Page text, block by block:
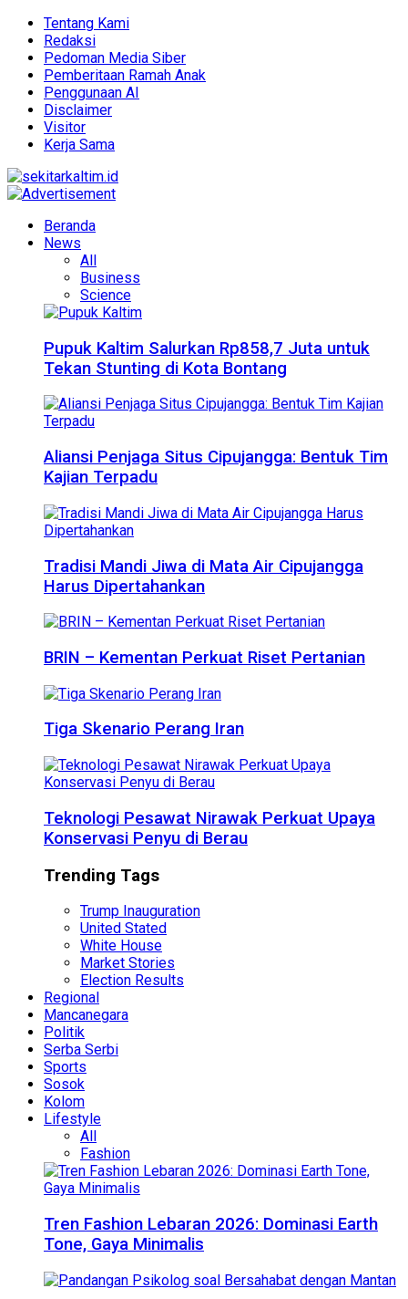
Tentang Kami
Redaksi
Pedoman Media Siber
Pemberitaan Ramah Anak
Penggunaan AI
Disclaimer
Visitor
Kerja Sama
Beranda
News
All
Business
Science
Pupuk Kaltim Salurkan Rp858,7 Juta untuk
Tekan Stunting di Kota Bontang
Aliansi Penjaga Situs Cipujangga: Bentuk Tim
Kajian Terpadu
Tradisi Mandi Jiwa di Mata Air Cipujangga
Harus Dipertahankan
BRIN – Kementan Perkuat Riset Pertanian
Tiga Skenario Perang Iran
Teknologi Pesawat Nirawak Perkuat Upaya
Konservasi Penyu di Berau
Trending Tags
Trump Inauguration
United Stated
White House
Market Stories
Election Results
Regional
Mancanegara
Politik
Serba Serbi
Sports
Sosok
Kolom
Lifestyle
All
Fashion
Tren Fashion Lebaran 2026: Dominasi Earth
Tone, Gaya Minimalis